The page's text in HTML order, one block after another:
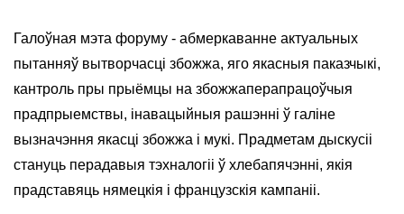
Галоўная мэта форуму - абмеркаванне актуальных
пытанняў вытворчасці збожжа, яго якасныя паказчыкі,
кантроль пры прыёмцы на збожжаперапрацоўчыя
прадпрыемствы, інавацыйныя рашэнні ў галіне
вызначэння якасці збожжа і мукі. Прадметам дыскусіі
стануць перадавыя тэхналогіі ў хлебапячэнні, якія
прадставяць нямецкія і французскія кампаніі.